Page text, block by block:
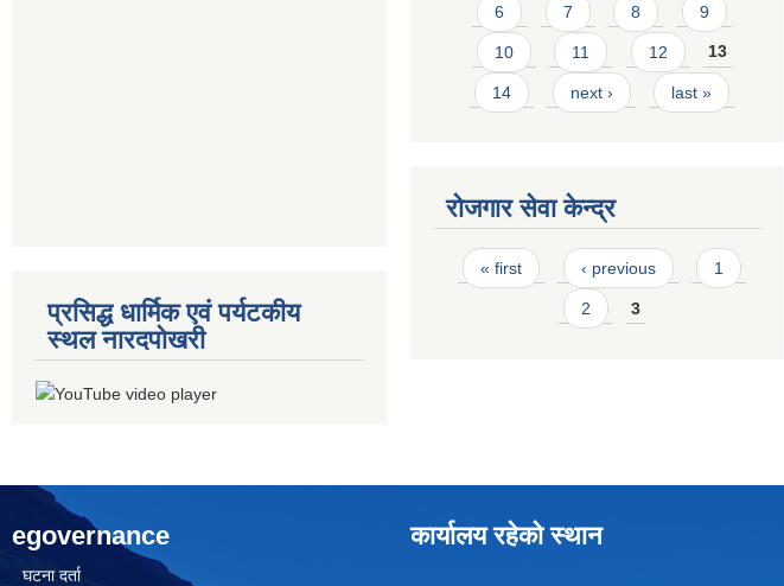
प्रसिद्ध धार्मिक एवं पर्यटकीय
स्थल नारदपोखरी
6 7 8 9
10 11 12 13
14 next › last »
रोजगार सेवा केन्द्र
Pages
« first ‹ previous 1
2 3
egovernance
घटना दर्ता
कार्यालय रहेको स्थान